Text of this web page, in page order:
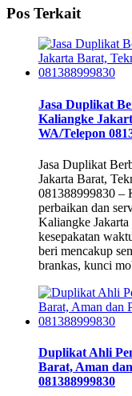
Pos Terkait
Jasa Duplikat
Kaliangke
WA/Telepon
Jasa Duplikat
Jakarta Barat,
081388999830 –
perbaikan dan
Kaliangke Jakarta
kesepakatan
beri mencakup
brankas, kunci
Duplikat Ahli
Barat, Aman
081388999830